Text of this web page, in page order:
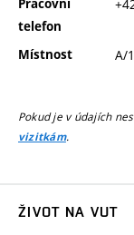
Pracovní
telefon
Místnost A/
Pokud je v údajích
vizitkám.
ŽIVOT NA VUT